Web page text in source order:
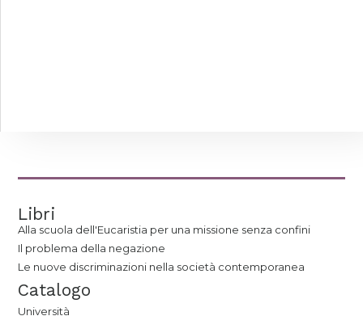
Libri
Alla scuola dell'Eucaristia per una missione senza confini
Il problema della negazione
Le nuove discriminazioni nella società contemporanea
Catalogo
Università